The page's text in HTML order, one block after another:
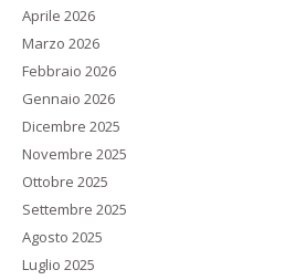
Aprile 2026
Marzo 2026
Febbraio 2026
Gennaio 2026
Dicembre 2025
Novembre 2025
Ottobre 2025
Settembre 2025
Agosto 2025
Luglio 2025